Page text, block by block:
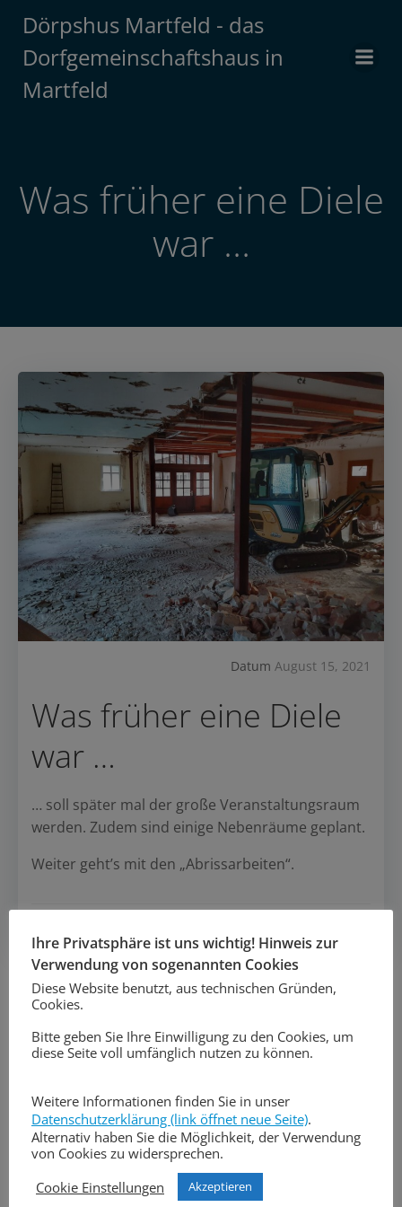
Inhalt
springen
Dörpshus Martfeld - das
Dorfgemeinschaftshaus in
Martfeld
Was früher eine Diele
war …
Datum August 15, 2021
Was früher eine Diele
war …
… soll später mal der große Veranstaltungsraum
werden. Zudem sind einige Nebenräume geplant.
Weiter geht’s mit den „Abrissarbeiten“.
Post
navigation
Post
navigation
Search
for:
Ihre Privatsphäre ist uns wichtig! Hinweis zur
Verwendung von sogenannten Cookies
Diese Website benutzt, aus technischen Gründen,
Cookies.
Bitte geben Sie Ihre Einwilligung zu den Cookies, um
diese Seite voll umfänglich nutzen zu können.
Weitere Informationen finden Sie in unser
Datenschutzerklärung (link öffnet neue Seite).
Alternativ haben Sie die Möglichkeit, der Verwendung
von Cookies zu widersprechen.
Cookie Einstellungen
Akzeptieren